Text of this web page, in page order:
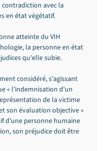
avec la
en état végétatif.
atteinte du VIH
la personne en état
qu'elle subie.
considéré, s'agissant
« l'indemnisation d'un
de la victime
son évaluation objective »
d'une personne humaine
son préjudice doit être